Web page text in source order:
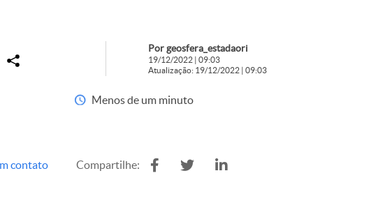
Por geosfera_estadaori
19/12/2022 | 09:03
Atualização: 19/12/2022 | 09:03
Menos de um minuto
contato Compartilhe: